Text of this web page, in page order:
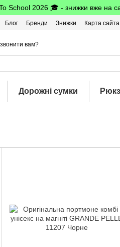
School 2026 🎓 - знижки вже на
Блог Бренди Знижки Карта сайта
вам?
Дорожні сумки